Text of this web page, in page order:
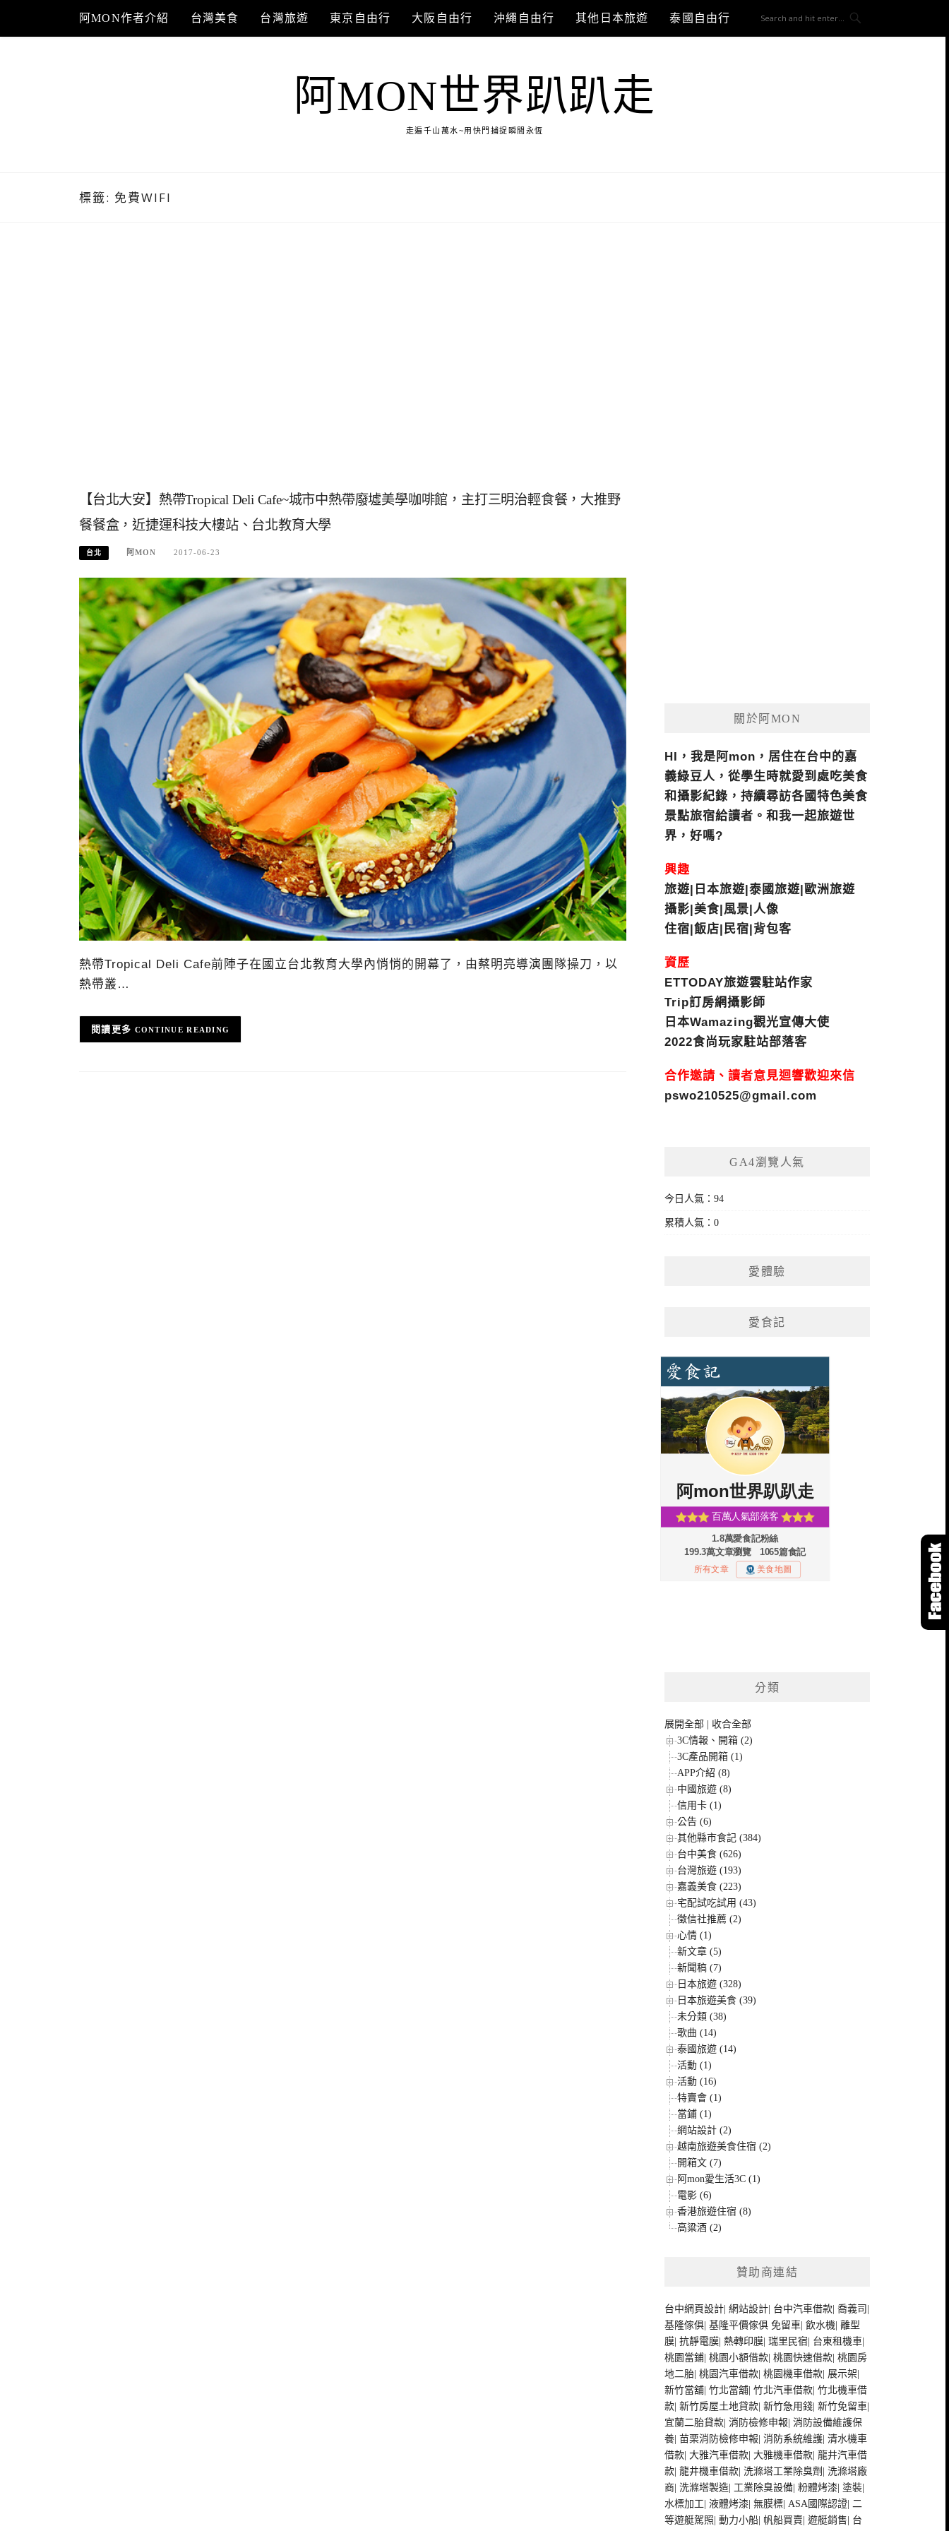
content
阿MON作者介紹 台灣美食 台灣旅遊 東京自由行 大阪自由行 沖繩自由行 其他日本旅遊 泰國自由行
阿MON世界趴趴走
走遍千山萬水~用快門捕捉瞬間永恆
標籤: 免費WIFI
【台北大安】熱帶Tropical Deli Cafe~城市中熱帶廢墟美學咖啡館，主打三明治輕食餐，大推野
餐餐盒，近捷運科技大樓站、台北教育大學
台北 阿MON 2017-06-23
熱帶Tropical Deli Cafe前陣子在國立台北教育大學內悄悄的開幕了，由蔡明亮導演團隊操刀，以
熱帶叢…
CONTINUE READING
關於阿MON
HI，我是阿mon，居住在台中的嘉
義綠豆人，從學生時就愛到處吃美食
和攝影紀錄，持續尋訪各國特色美食
景點旅宿給讀者。和我一起旅遊世
界，好嗎?
興趣
旅遊|日本旅遊|泰國旅遊|歐洲旅遊
攝影|美食|風景|人像
住宿|飯店|民宿|背包客
資歷
ETTODAY旅遊雲駐站作家
Trip訂房網攝影師
日本Wamazing觀光宣傳大使
2022食尚玩家駐站部落客
合作邀請、讀者意見迴響歡迎來信
pswo210525@gmail.com
GA4瀏覽人氣
今日人氣：94
累積人氣：0
愛體驗
愛食記
分類
展開全部
收合全部
3C情報、開箱 (2)
3C產品開箱 (1)
APP介紹 (8)
中國旅遊 (8)
信用卡 (1)
公告 (6)
其他縣市食記 (384)
台中美食 (626)
台灣旅遊 (193)
嘉義美食 (223)
宅配試吃試用 (43)
徵信社推薦 (2)
心情 (1)
新文章 (5)
新聞稿 (7)
日本旅遊 (328)
日本旅遊美食 (39)
未分類 (38)
歌曲 (14)
泰國旅遊 (14)
活動 (1)
活動 (16)
特賣會 (1)
當鋪 (1)
網站設計 (2)
越南旅遊美食住宿 (2)
開箱文 (7)
阿mon愛生活3C (1)
電影 (6)
香港旅遊住宿 (8)
高粱酒 (2)
贊助商連結
台中網頁設計 |網站設計 台中汽車借款 |喬義司
基隆傢俱 |基隆平價傢俱 免留車 |飲水機 |離型
膜 |抗靜電膜 |熱轉印膜 |瑞里民宿 台東租機車
桃園當鋪 |桃園小額借款 |桃園快速借款 |桃園房
地二胎 |桃園汽車借款 |桃園機車借款 展示架
新竹當舖 |竹北當舖 |竹北汽車借款 |竹北機車借
款 |新竹房屋土地貸款 |新竹急用錢 |新竹免留車
宜蘭二胎貸款 |消防檢修申報 |消防設備維護保
養 |苗栗消防檢修申報 |消防系統維護 |清水機車
借款 |大雅汽車借款 |大雅機車借款 |龍井汽車借
款 |龍井機車借款 洗滌塔工業除臭劑
洗滌塔廠
商 洗滌塔製造 工業除臭設備 |粉體烤漆 |塗裝
水標加工 |液體烤漆 |無膜標 |ASA國際認證 |二
等遊艇駕照 |動力小船 帆船買賣 |遊艇銷售 台